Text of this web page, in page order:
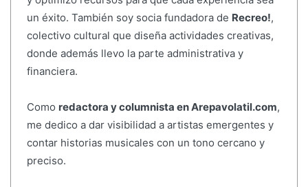
un éxito. También soy socia fundadora de Recreo!,
colectivo cultural que diseña actividades creativas,
donde además llevo la parte administrativa y
financiera.
Como redactora y columnista en Arepavolatil.com,
me dedico a dar visibilidad a artistas emergentes y
contar historias musicales con un tono cercano y
preciso.